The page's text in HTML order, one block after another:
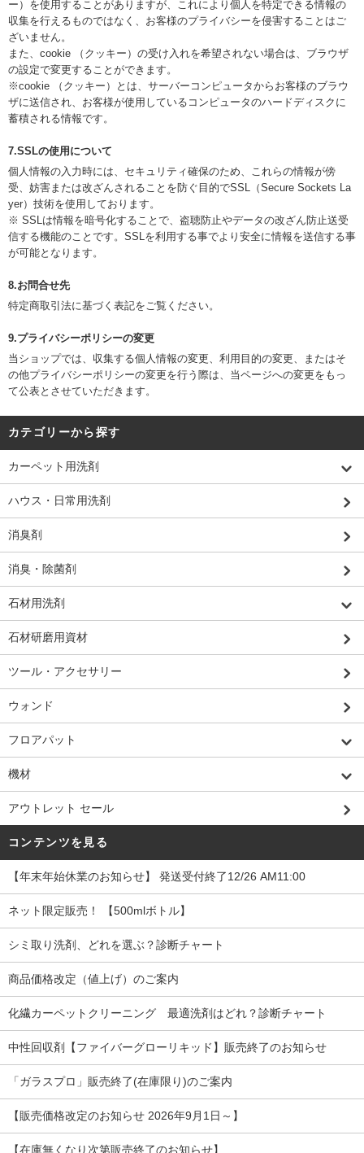
ー）を使用することがありますが、これにより個人を特定できる情報の
収集を行えるものではなく、お客様のプライバシーを侵害することはご
ざいません。
また、cookie （クッキー）の受け入れを希望されない場合は、ブラウザ
の設定で変更することができます。
※cookie （クッキー）とは、サーバーコンピュータからお客様のブラウ
ザに送信され、お客様が使用しているコンピュータのハードディスクに
蓄積される情報です。
7.SSLの使用について
個人情報の入力時には、セキュリティ確保のため、これらの情報が傍
受、妨害または改ざんされることを防ぐ目的でSSL（Secure Sockets La
yer）技術を使用しております。
※ SSLは情報を暗号化することで、盗聴防止やデータの改ざん防止送受
信する機能のことです。SSLを利用する事でより安全に情報を送信する事
が可能となります。
8.お問合せ先
特定商取引法に基づく表記をご覧ください。
9.プライバシーポリシーの変更
当ショップでは、収集する個人情報の変更、利用目的の変更、またはそ
の他プライバシーポリシーの変更を行う際は、当ページへの変更をもっ
て公表とさせていただきます。
カテゴリーから探す
カーペット用洗剤
ハウス・日常用洗剤
消臭剤
消臭・除菌剤
石材用洗剤
石材研磨用資材
ツール・アクセサリー
ウォンド
フロアパット
機材
アウトレット セール
コンテンツを見る
【年末年始休業のお知らせ】 発送受付終了12/26 AM11:00
ネット限定販売！ 【500mlボトル】
シミ取り洗剤、どれを選ぶ？診断チャート
商品価格改定（値上げ）のご案内
化繊カーペットクリーニング 最適洗剤はどれ？診断チャート
中性回収剤【ファイバーグローリキッド】販売終了のお知らせ
「ガラスプロ」販売終了(在庫限り)のご案内
【販売価格改定のお知らせ 2026年9月1日～】
【在庫無くなり次第販売終了のお知らせ】